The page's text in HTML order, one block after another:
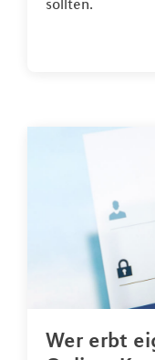
sollten.
Wer erbt